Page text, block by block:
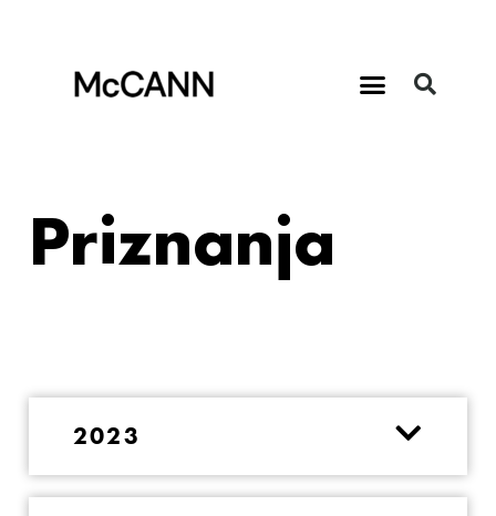
Priznanja
2023